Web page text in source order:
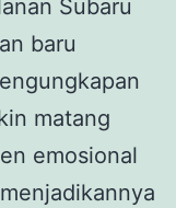
Subaru
baru
matang
emosional